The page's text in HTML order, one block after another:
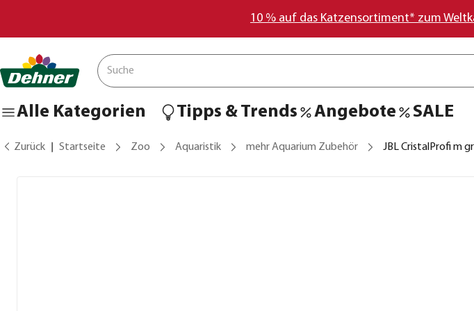
10 % auf das Katzensortiment* zum
Alle Kategorien Tipps & Trends Angebote SALE
Zurück Startseite Zoo Aquaristik mehr Aquarium Zubehör JBL CristalProfi m